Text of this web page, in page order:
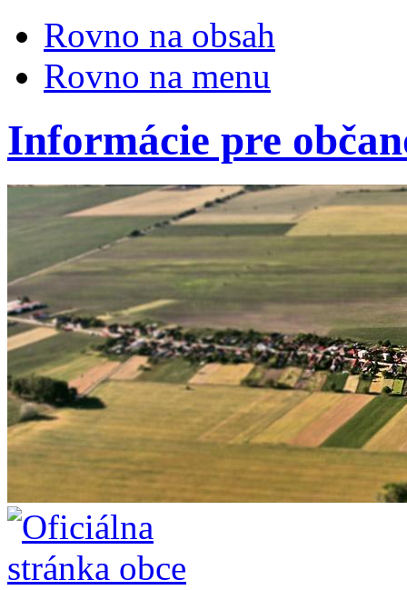
Rovno na obsah
Rovno na menu
Informácie pre